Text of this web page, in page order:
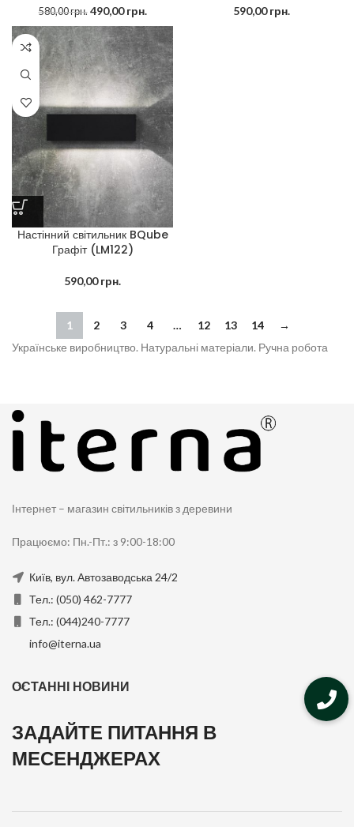
580,00грн. 490,00грн. 590,00грн.
Настінний світильник BQube
Графіт (LM122)
590,00грн.
1 2 3 4 … 12 13 14
→
Українське виробництво. Натуральні матеріали. Ручна робота
Інтернет – магазин світильників з деревини
Працюємо: Пн.-Пт.: з 9:00-18:00
Київ, вул. Автозаводська 24/2
Тел.: (050) 462-7777
Тел.: (044)240-7777
info@iterna.ua
ОСТАННІ НОВИНИ
ЗАДАЙТЕ ПИТАННЯ В
МЕСЕНДЖЕРАХ